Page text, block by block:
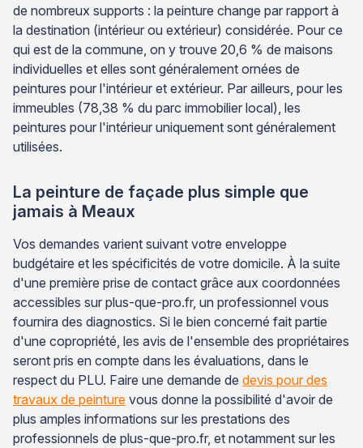
de nombreux supports : la peinture change par rapport à
la destination (intérieur ou extérieur) considérée. Pour ce
qui est de la commune, on y trouve 20,6 % de maisons
individuelles et elles sont généralement ornées de
peintures pour l'intérieur et extérieur. Par ailleurs, pour les
immeubles (78,38 % du parc immobilier local), les
peintures pour l'intérieur uniquement sont généralement
utilisées.
La peinture de façade plus simple que
jamais à Meaux
Vos demandes varient suivant votre enveloppe
budgétaire et les spécificités de votre domicile. À la suite
d'une première prise de contact grâce aux coordonnées
accessibles sur plus-que-pro.fr, un professionnel vous
fournira des diagnostics. Si le bien concerné fait partie
d'une copropriété, les avis de l'ensemble des propriétaires
seront pris en compte dans les évaluations, dans le
respect du PLU. Faire une demande de devis pour des
travaux de peinture vous donne la possibilité d'avoir de
plus amples informations sur les prestations des
professionnels de plus-que-pro.fr, et notamment sur les